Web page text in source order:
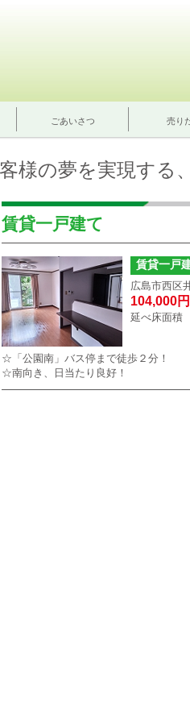
ごあいさつ 売り
様の夢を実現する
賃貸一戸建て
賃貸一戸
広島市西区
104,000
延べ床面積
☆「公園南」バス停まで徒歩２分！
☆南向き、日当たり良好！